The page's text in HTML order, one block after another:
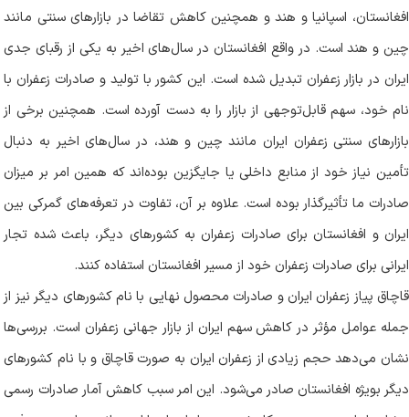
افغانستان، اسپانیا و هند و همچنین کاهش تقاضا در بازارهای سنتی مانند
چین و هند است. در واقع افغانستان در سال‌های اخیر به یکی از رقبای جدی
ایران در بازار زعفران تبدیل شده است. این کشور با تولید و صادرات زعفران با
نام خود، سهم قابل‌توجهی از بازار را به دست آورده است. همچنین برخی از
بازارهای سنتی زعفران ایران مانند چین و هند، در سال‌های اخیر به دنبال
تأمین نیاز خود از منابع داخلی یا جایگزین بوده‌اند که همین امر بر میزان
صادرات ما تأثیرگذار بوده است. علاوه بر آن، تفاوت در تعرفه‌های گمرکی بین
ایران و افغانستان برای صادرات زعفران به کشورهای دیگر، باعث شده تجار
ایرانی برای صادرات زعفران خود از مسیر افغانستان استفاده کنند.
قاچاق پیاز زعفران ایران و صادرات محصول نهایی با نام کشورهای دیگر نیز از
جمله عوامل مؤثر در کاهش سهم ایران از بازار جهانی زعفران است. بررسی‌ها
نشان می‌دهد حجم زیادی از زعفران ایران به صورت قاچاق و با نام کشورهای
دیگر بویژه افغانستان صادر می‌شود. این امر سبب کاهش آمار صادرات رسمی